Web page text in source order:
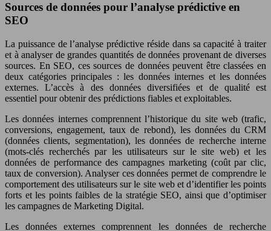
Sources de données pour l’analyse prédictive en
SEO
La puissance de l’analyse prédictive réside dans sa capacité à traiter
et à analyser de grandes quantités de données provenant de diverses
sources. En SEO, ces sources de données peuvent être classées en
deux catégories principales : les données internes et les données
externes. L’accès à des données diversifiées et de qualité est
essentiel pour obtenir des prédictions fiables et exploitables.
Les données internes comprennent l’historique du site web (trafic,
conversions, engagement, taux de rebond), les données du CRM
(données clients, segmentation), les données de recherche interne
(mots-clés recherchés par les utilisateurs sur le site web) et les
données de performance des campagnes marketing (coût par clic,
taux de conversion). Analyser ces données permet de comprendre le
comportement des utilisateurs sur le site web et d’identifier les points
forts et les points faibles de la stratégie SEO, ainsi que d’optimiser
les campagnes de Marketing Digital.
Les données externes comprennent les données de recherche